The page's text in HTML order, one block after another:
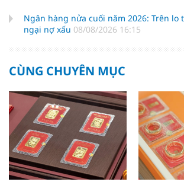
Ngân hàng nửa cuối năm 2026: Trên lo
ngại nợ xấu 08/08/2026 16:15
CÙNG CHUYÊN MỤC